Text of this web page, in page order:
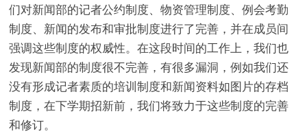
们对新闻部的记者公约制度、物资管理制度、例会考勤
制度、新闻的发布和审批制度进行了完善，并在成员间
强调这些制度的权威性。在这段时间的工作上，我们也
发现新闻部的制度很不完善，有很多漏洞，例如我们还
没有形成记者素质的培训制度和新闻资料如图片的存档
制度，在下学期招新前，我们将致力于这些制度的完善
和修订。